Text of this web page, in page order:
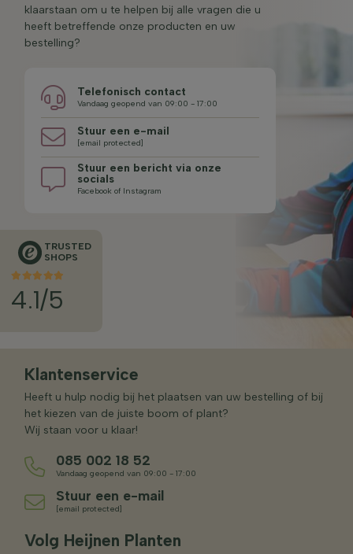
klaarstaan om u te helpen bij alle vragen die u
heeft betreffende onze producten en uw
bestelling?
Telefonisch contact
Vandaag geopend van 09:00 - 17:00
Stuur een e-mail
[email protected]
Stuur een bericht via onze
socials
Facebook of Instagram
TRUSTED
SHOPS
4.1/5
Klantenservice
Heeft u hulp nodig bij het plaatsen van uw bestelling of bij
het kiezen van de juiste boom of plant?
Wij staan voor u klaar!
085 002 18 52
Vandaag geopend van 09:00 - 17:00
Stuur een e-mail
[email protected]
Volg Heijnen Planten